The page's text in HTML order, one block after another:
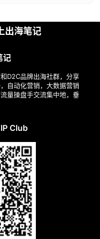
出海笔记
记
D2C品牌出海社群，分享
自动化营销，大数据营销
量操盘手交流集中地，垂
Club